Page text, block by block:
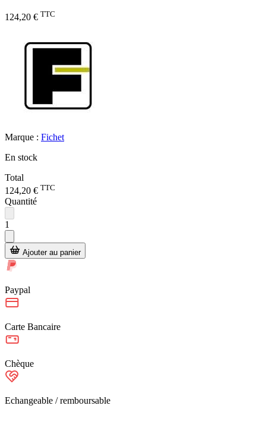
124,20 € TTC
Marque : Fichet
En stock
Total
124,20 € TTC
Quantité
1
Ajouter au panier
Paypal
Carte Bancaire
Chèque
Echangeable / remboursable